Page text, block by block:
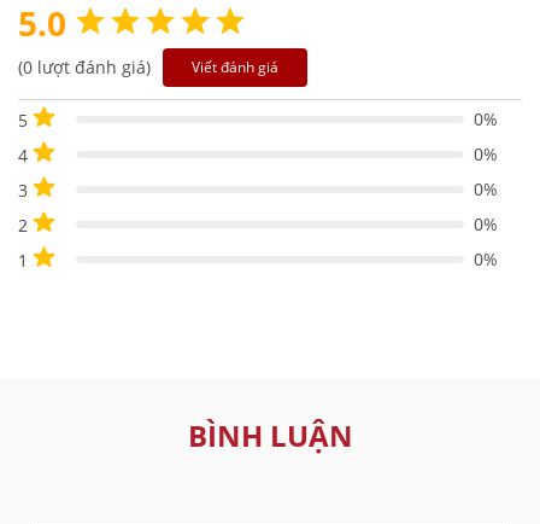
5.0
(0 lượt đánh giá) Viết đánh giá
5
0%
4
0%
3
0%
2
0%
1
0%
BÌNH LUẬN